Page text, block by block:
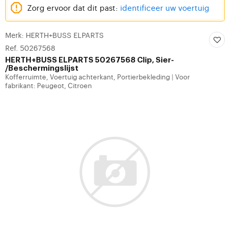
Zorg ervoor dat dit past: identificeer uw voertuig
Merk: HERTH+BUSS ELPARTS
Ref. 50267568
HERTH+BUSS ELPARTS 50267568 Clip, Sier-
/Beschermingslijst
Kofferruimte, Voertuig achterkant, Portierbekleding
Voor
fabrikant: Peugeot, Citroen